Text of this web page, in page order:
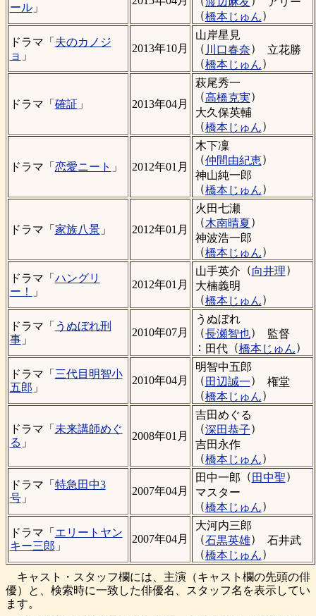
ール」
（橋本じゅん）
ドラマ「 夫のカノジ
ョ 」
2013年10月
山岸星見
（ 川口春奈）
立花勝
（橋本じゅん）
ドラマ「 確証 」 2013年04月
萩尾秀一
（高橋克実）
大久保英輔
（橋本じゅん）
ドラマ「 恋愛ニート 」 2012年01月
木下凜
（仲間由紀恵）
神山純一郎
（橋本じゅん）
ドラマ「 家族八景」 2012年01月
火田七瀬
（木南晴夏）
神波浩一郎
（橋本じゅん）
ドラマ「 ハングリ
ー！
」
2012年01月
山手英介 （向井理）
大楠義明
（橋本じゅん）
ドラマ「 うぬぼれ刑
事」
2010年07月
うぬぼれ
（長瀬智也）
監督
： 田代 （橋本じゅん）
ドラマ「 三代目明智小
五郎 」
2010年04月
明智中五郎
（ 田辺誠一）
権堂
（橋本じゅん）
ドラマ「 未来講師めぐ
る 」
2008年01月
吉田めぐる
（深田恭子）
吉田永作
（橋本じゅん）
ドラマ「 特急田中3
号」
2007年04月
田中一郎 （ 田中聖）
マスター
（橋本じゅん）
ドラマ「 エリートヤン
キー三郎 」
2007年04月
大河内三郎
（石黒英雄）
石井武
（橋本じゅん）
キャスト・スタッフ欄には、主演（キャスト欄の先頭の俳
優）と、検索時に一致した俳優名、スタッフ名を表示してい
ます。